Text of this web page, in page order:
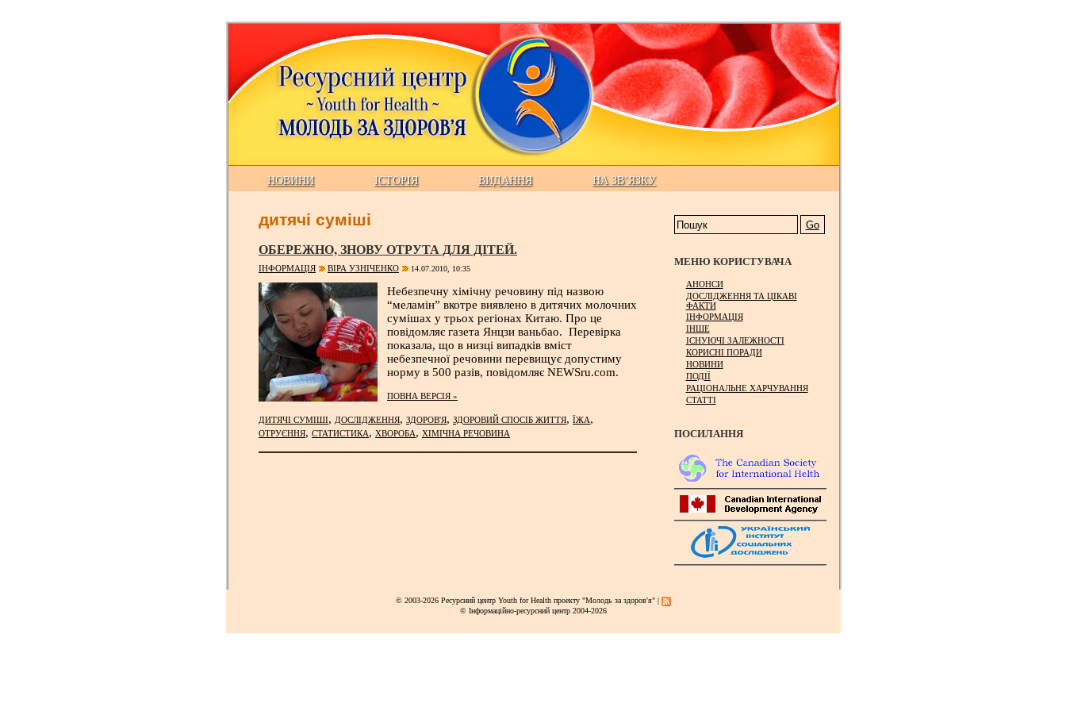
НОВИНИ ІСТОРІЯ ВИДАННЯ НА ЗВ’ЯЗКУ
дитячі суміші
ОБЕРЕЖНО, ЗНОВУ ОТРУТА ДЛЯ ДІТЕЙ.
ІНФОРМАЦІЯ ВІРА УЗНІЧЕНКО 14.07.2010, 10:35
Небезпечну хімічну речовину під назвою
“меламін” вкотре виявлено в дитячих молочних
сумішах у трьох регіонах Китаю. Про це
повідомляє газета Янцзи ваньбао. Перевірка
показала, що в низці випадків вміст
небезпечної речовини перевищує допустиму
норму в 500 разів, повідомляє NEWSru.com.
ПОВНА ВЕРСІЯ »
ДИТЯЧІ СУМІШІ, ДОСЛІДЖЕННЯ, ЗДОРОВ'Я, ЗДОРОВИЙ СПОСІБ ЖИТТЯ, ЇЖА,
ОТРУЄННЯ, СТАТИСТИКА, ХВОРОБА, ХІМІЧНА РЕЧОВИНА
МЕНЮ КОРИСТУВАЧА
АНОНСИ
ДОСЛІДЖЕННЯ ТА ЦІКАВІ
ФАКТИ
ІНФОРМАЦІЯ
ІНШЕ
ІСНУЮЧІ ЗАЛЕЖНОСТІ
КОРИСНІ ПОРАДИ
НОВИНИ
ПОДІЇ
РАЦІОНАЛЬНЕ ХАРЧУВАННЯ
СТАТТІ
ПОСИЛАННЯ
© 2003-2026 Ресурсний центр Youth for Health проекту "Молодь за здоров'я" |
© Інформаційно-ресурсний центр 2004-2026